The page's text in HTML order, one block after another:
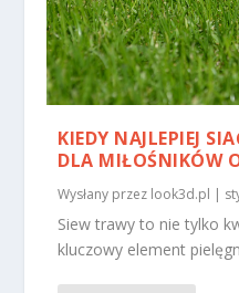
KIEDY NAJLEPIEJ
DLA MIŁOŚNIKÓW
Wysłany przez look3d.pl |
Siew trawy to nie tylko
kluczowy element